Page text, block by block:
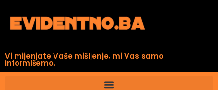
Vi mijenjate Vaše mišljenje, mi Vas samo
informišemo.